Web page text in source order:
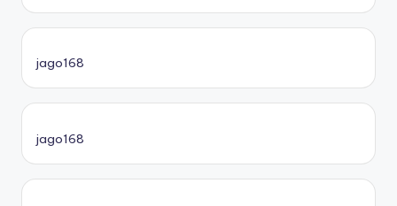
jago168
jago168